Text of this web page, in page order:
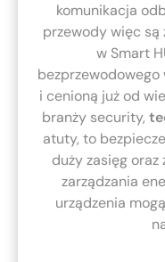
komunikacja
przewody więc są
w Smart
i cenioną już od
branży security,
atuty, to
duży zasięg
zarządzania
urządzenia